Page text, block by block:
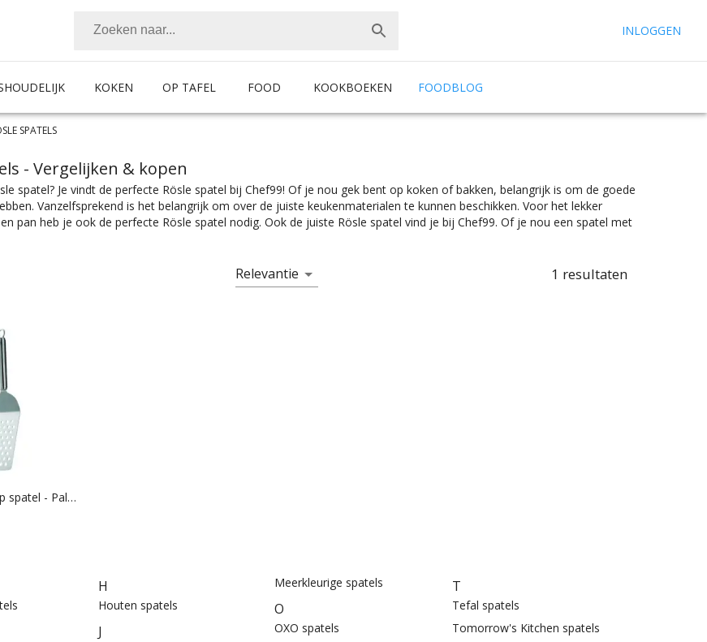
INLOGGEN
KOKEN OP TAFEL FOOD KOOKBOEKEN FOODBLOG
SPATELS
- Vergelijken & kopen
spatel? Je vindt de perfecte Rösle spatel bij Chef99! Of je nou gek bent op koken of bakken, belangrijk is om de goede
Vanzelfsprekend is het belangrijk om over de juiste keukenmaterialen te kunnen beschikken. Voor het lekker
pan heb je ook de perfecte Rösle spatel nodig. Ook de juiste Rösle spatel vind je bij Chef99. Of je nou een spatel met
een pannenkoekenspatel wilt hebben, je vindt alles wat je nodig hebt bij Chef99. Spatels zijn er in alle soorten en maten.
bij Chef99. Spatels zijn er te vinden in alle prijscategorieën, voor ieder is er wel wat wils. En met ook nog eens de juiste
je de kleur die het beste bij jouw keukeninrichting past.
Relevantie 1 resultaten
Rösle Opschep spatel - Palette spatel - Geperforeerd - RVS - Zilver
H
Houten spatels
J
Meerkleurige spatels
O
OXO spatels
T
Tefal spatels
Tomorrow's Kitchen spatels